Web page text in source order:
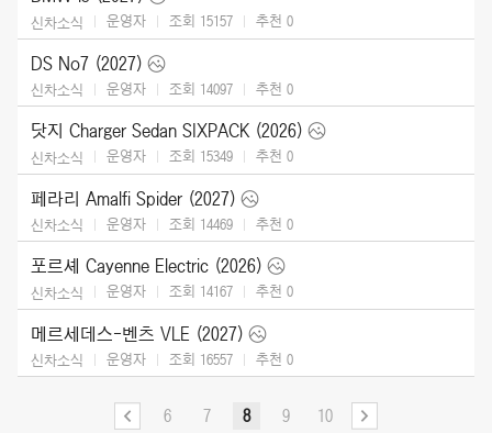
신차소식 운영자 조회 15157 추천 0
DS No7 (2027)
신차소식 운영자 조회 14097 추천 0
닷지 Charger Sedan SIXPACK (2026)
신차소식 운영자 조회 15349 추천 0
페라리 Amalfi Spider (2027)
신차소식 운영자 조회 14469 추천 0
포르셰 Cayenne Electric (2026)
신차소식 운영자 조회 14167 추천 0
메르세데스-벤츠 VLE (2027)
신차소식 운영자 조회 16557 추천 0
6 7 8 9 10